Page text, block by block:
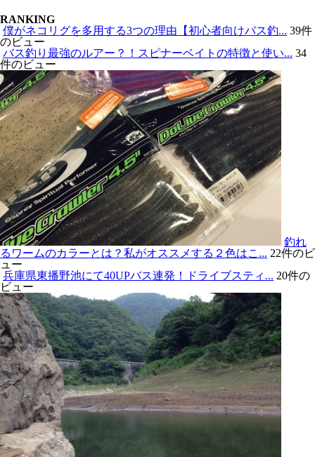
RANKING
僕がネコリグを多用する3つの理由【初心者向けバス釣... 39件
のビュー
バス釣り最強のルアー？！スピナーベイトの特徴と使い... 34
件のビュー
釣れ
るワームのカラーとは？私がオススメする２色はこ... 22件のビ
ュー
兵庫県東播野池にて40UPバス連発！ドライブスティ... 20件の
ビュー